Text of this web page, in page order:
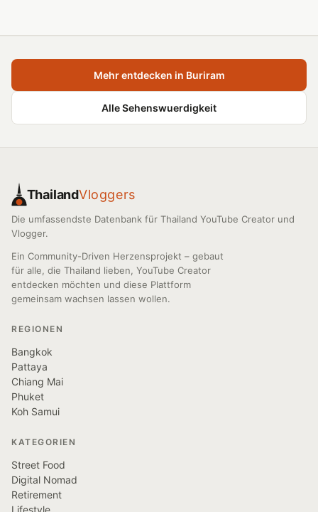
Mehr entdecken in Buriram
Alle Sehenswuerdigkeit
ThailandVloggers
Die umfassendste Datenbank für Thailand YouTube Creator und
Vlogger.
Ein Community-Driven Herzensprojekt – gebaut
für alle, die Thailand lieben, YouTube Creator
entdecken möchten und diese Plattform
gemeinsam wachsen lassen wollen.
REGIONEN
Bangkok
Pattaya
Chiang Mai
Phuket
Koh Samui
KATEGORIEN
Street Food
Digital Nomad
Retirement
Lifestyle